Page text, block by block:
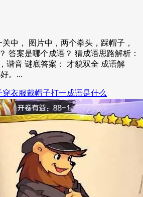
中， 图片中，两个拳头，踩帽子，
答案是哪个成语？ 猜成语思路解析：
谐音 谜底答案： 才貌双全 成语解
。...
衣服戴帽子打一成语是什么